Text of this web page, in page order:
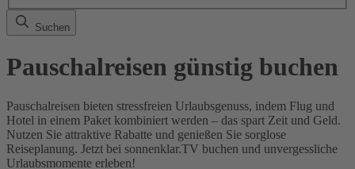
Suchen
Pauschalreisen günstig buchen
Pauschalreisen bieten stressfreien Urlaubsgenuss, indem Flug und
Hotel in einem Paket kombiniert werden – das spart Zeit und Geld.
Nutzen Sie attraktive Rabatte und genießen Sie sorglose
Reiseplanung. Jetzt bei sonnenklar.TV buchen und unvergessliche
Urlaubsmomente erleben!